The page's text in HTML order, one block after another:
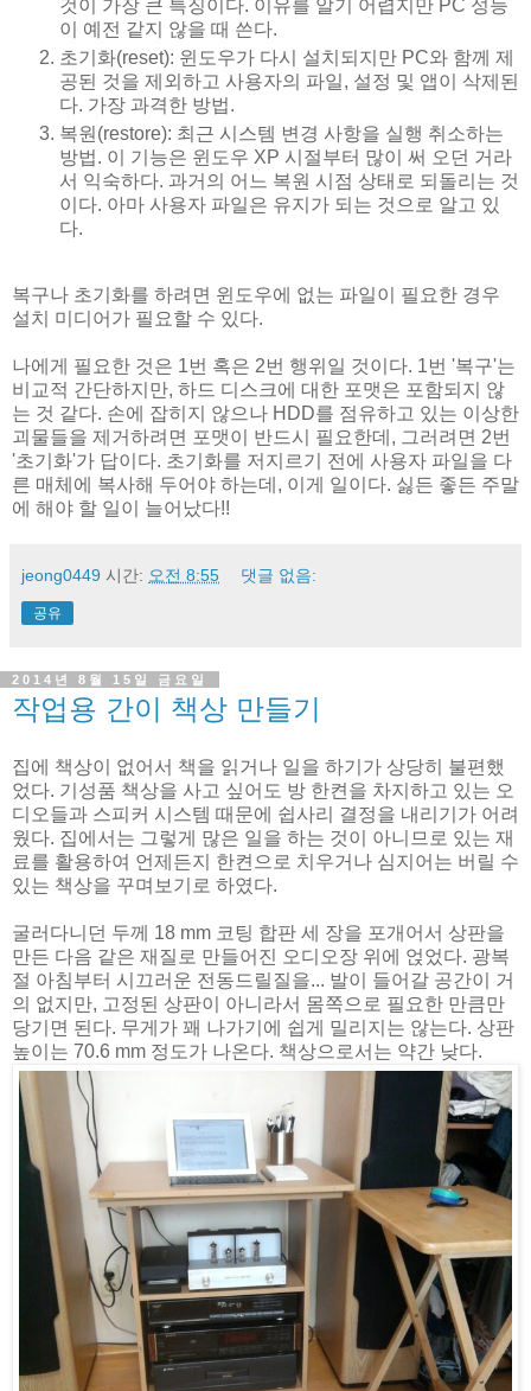
것이 가장 큰 특징이다. 이유를 알기 어렵지만 PC 성능
이 예전 같지 않을 때 쓴다.
초기화(reset): 윈도우가 다시 설치되지만 PC와 함께 제
공된 것을 제외하고 사용자의 파일, 설정 및 앱이 삭제된
다. 가장 과격한 방법.
복원(restore): 최근 시스템 변경 사항을 실행 취소하는
방법. 이 기능은 윈도우 XP 시절부터 많이 써 오던 거라
서 익숙하다. 과거의 어느 복원 시점 상태로 되돌리는 것
이다. 아마 사용자 파일은 유지가 되는 것으로 알고 있
다.
복구나 초기화를 하려면 윈도우에 없는 파일이 필요한 경우
설치 미디어가 필요할 수 있다.
나에게 필요한 것은 1번 혹은 2번 행위일 것이다. 1번 '복구'는
비교적 간단하지만, 하드 디스크에 대한 포맷은 포함되지 않
는 것 같다. 손에 잡히지 않으나 HDD를 점유하고 있는 이상한
괴물들을 제거하려면 포맷이 반드시 필요한데, 그러려면 2번
'초기화'가 답이다. 초기화를 저지르기 전에 사용자 파일을 다
른 매체에 복사해 두어야 하는데, 이게 일이다. 싫든 좋든 주말
에 해야 할 일이 늘어났다!!
jeong0449 시간: 오전 8:55 댓글 없음:
공유
2014년 8월 15일 금요일
작업용 간이 책상 만들기
집에 책상이 없어서 책을 읽거나 일을 하기가 상당히 불편했
었다. 기성품 책상을 사고 싶어도 방 한켠을 차지하고 있는 오
디오들과 스피커 시스템 때문에 쉽사리 결정을 내리기가 어려
웠다. 집에서는 그렇게 많은 일을 하는 것이 아니므로 있는 재
료를 활용하여 언제든지 한켠으로 치우거나 심지어는 버릴 수
있는 책상을 꾸며보기로 하였다.
굴러다니던 두께 18 mm 코팅 합판 세 장을 포개어서 상판을
만든 다음 같은 재질로 만들어진 오디오장 위에 얹었다. 광복
절 아침부터 시끄러운 전동드릴질을... 발이 들어갈 공간이 거
의 없지만, 고정된 상판이 아니라서 몸쪽으로 필요한 만큼만
당기면 된다. 무게가 꽤 나가기에 쉽게 밀리지는 않는다. 상판
높이는 70.6 mm 정도가 나온다. 책상으로서는 약간 낮다.